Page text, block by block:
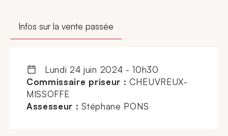
Infos sur la vente passée
lundi 24 juin 2024 - 10h30
Commissaire priseur : CHEUVREUX-
MISSOFFE
Assesseur : Stéphane PONS